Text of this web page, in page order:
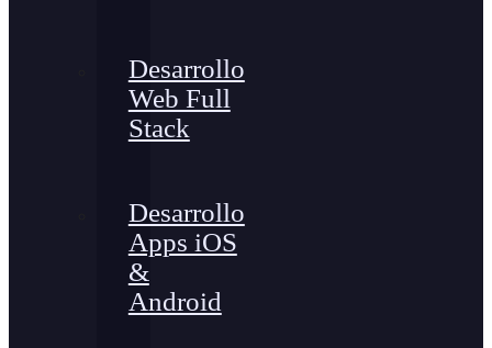
Desarrollo
Web Full
Stack
Desarrollo
Apps iOS
&
Android